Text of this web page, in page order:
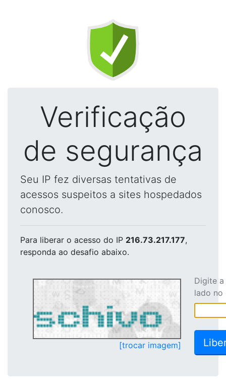
Verificação
de segurança
Seu IP fez diversas tentativas de
acessos suspeitos a sites hospedados
conosco.
Para liberar o acesso do IP 216.73.217.177,
responda ao desafio abaixo.
[trocar imagem]
Digite
lado no